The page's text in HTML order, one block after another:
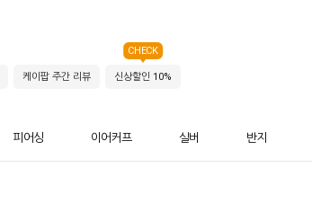
케이팝 주간 리뷰 신상할인 10%
CHECK
피어싱 이어커프 실버 반지